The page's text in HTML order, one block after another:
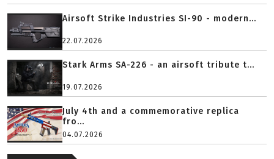
Airsoft Strike Industries SI-90 - modern...
22.07.2026
Stark Arms SA-226 - an airsoft tribute t...
19.07.2026
July 4th and a commemorative replica
fro...
04.07.2026